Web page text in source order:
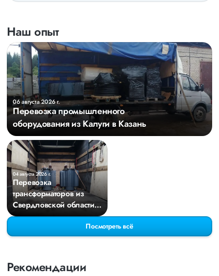
Наш опыт
06 августа 2026 г.
Перевозка промышленного
оборудования из Калуги в Казань
04 августа 2026 г.
Перевозка
трансформаторов из
Свердловской области в
Киров
Посмотреть всё
Рекомендации